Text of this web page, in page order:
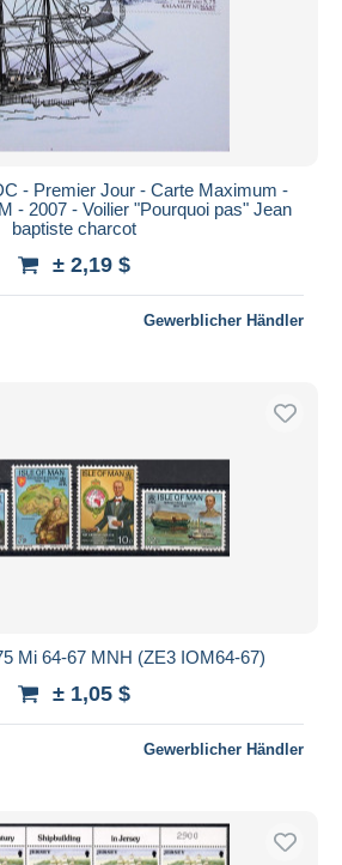
Übernehmen
- Premier Jour - Carte Maximum -
- 2007 - Voilier "Pourquoi pas" Jean
baptiste charcot
± 2,19 $
Gewerblicher Händler
Mi 64-67 MNH (ZE3 IOM64-67)
± 1,05 $
Gewerblicher Händler